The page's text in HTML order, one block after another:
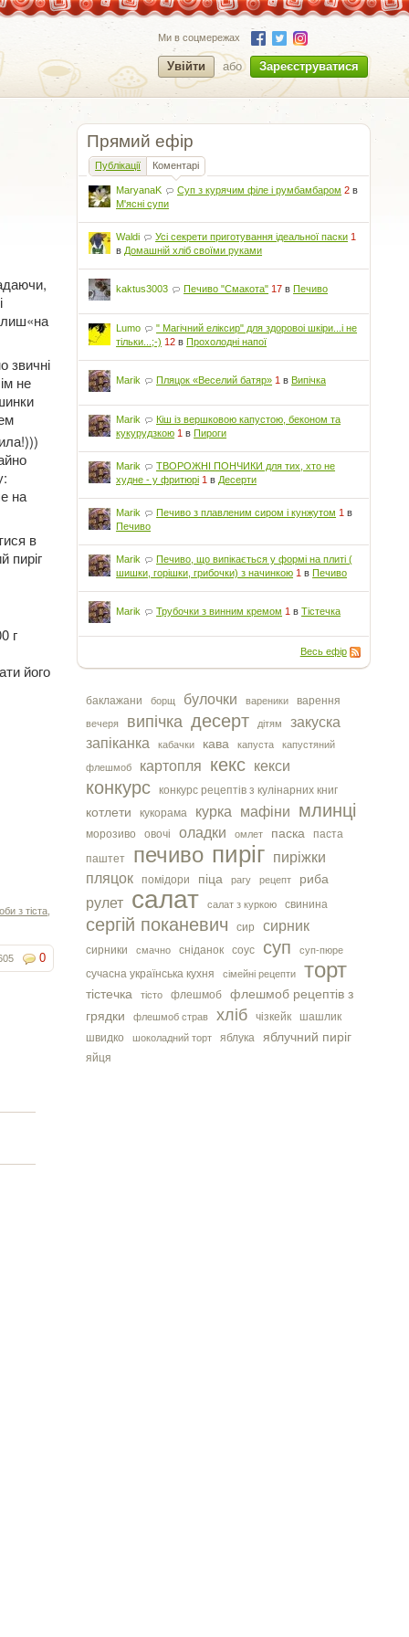
Ми в соцмережах
Увійти або Зареєструватися
Прямий ефір
Публікації Коментарі
MaryanaK Суп з курячим філе і румбамбаром 2 в
М'ясні супи
Waldi Усі секрети приготування ідеальної паски 1
в Домашній хліб своїми руками
kaktus3003 Печиво "Смакота" 17 вПечиво
Lumo
" Магічний еліксир" для здоровоі шкіри...і не
тільки...;-) 12 вПрохолодні напої
Marik Пляцок «Веселий батяр» 1 вВипічка
Marik
Кіш із вершковою капустою, беконом та
кукурудзкою 1 вПироги
Marik
ТВОРОЖНІ ПОНЧИКИ для тих, хто не
худне - у фритюрі 1 в Десерти
Marik Печиво з плавленим сиром і кунжутом 1 в
Печиво
Marik
Печиво, що випікається у формі на плиті (
шишки, горішки, грибочки) з начинкою 1 вПечиво
Marik Трубочки з винним кремом 1 вТістечка
Весь ефір
баклажани борщ булочки вареники варення
вечеря випічка десерт дітям
закуска
запіканка
кабачки кава капуста капустяний
флешмоб картопля кекс кекси
конкурс конкурс рецептів з кулінарних книг
котлети кукорама курка мафіни млинці
морозиво овочі оладки омлет паска
паста
паштет
печиво пиріг пиріжки
пляцок
помідори піца рагу рецепт риба
рулет салат салат з куркою свинина
сергiй поканевич сир сирник
сирники смачно сніданок соус суп суп-пюре
сучасна українська кухня сімейні рецепти торт
тістечка тісто флешмоб
флешмоб рецептів з
грядки
флешмоб страв хліб чізкейк
шашлик
швидко
шоколадний торт яблука яблучний пиріг
яйця
лиш«на
звичні
не
на
в
пиріг
г
його
з тіста
0